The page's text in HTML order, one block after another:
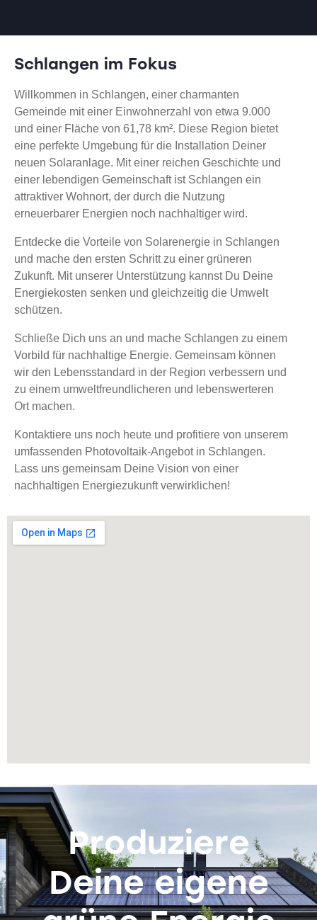
Schlangen im Fokus
Willkommen in Schlangen, einer charmanten
Gemeinde mit einer Einwohnerzahl von etwa 9.000
und einer Fläche von 61,78 km². Diese Region bietet
eine perfekte Umgebung für die Installation Deiner
neuen Solaranlage. Mit einer reichen Geschichte und
einer lebendigen Gemeinschaft ist Schlangen ein
attraktiver Wohnort, der durch die Nutzung
erneuerbarer Energien noch nachhaltiger wird.
Entdecke die Vorteile von Solarenergie in Schlangen
und mache den ersten Schritt zu einer grüneren
Zukunft. Mit unserer Unterstützung kannst Du Deine
Energiekosten senken und gleichzeitig die Umwelt
schützen.
Schließe Dich uns an und mache Schlangen zu einem
Vorbild für nachhaltige Energie. Gemeinsam können
wir den Lebensstandard in der Region verbessern und
zu einem umweltfreundlicheren und lebenswerteren
Ort machen.
Kontaktiere uns noch heute und profitiere von unserem
umfassenden Photovoltaik-Angebot in Schlangen.
Lass uns gemeinsam Deine Vision von einer
nachhaltigen Energiezukunft verwirklichen!
Produziere
Deine eigene